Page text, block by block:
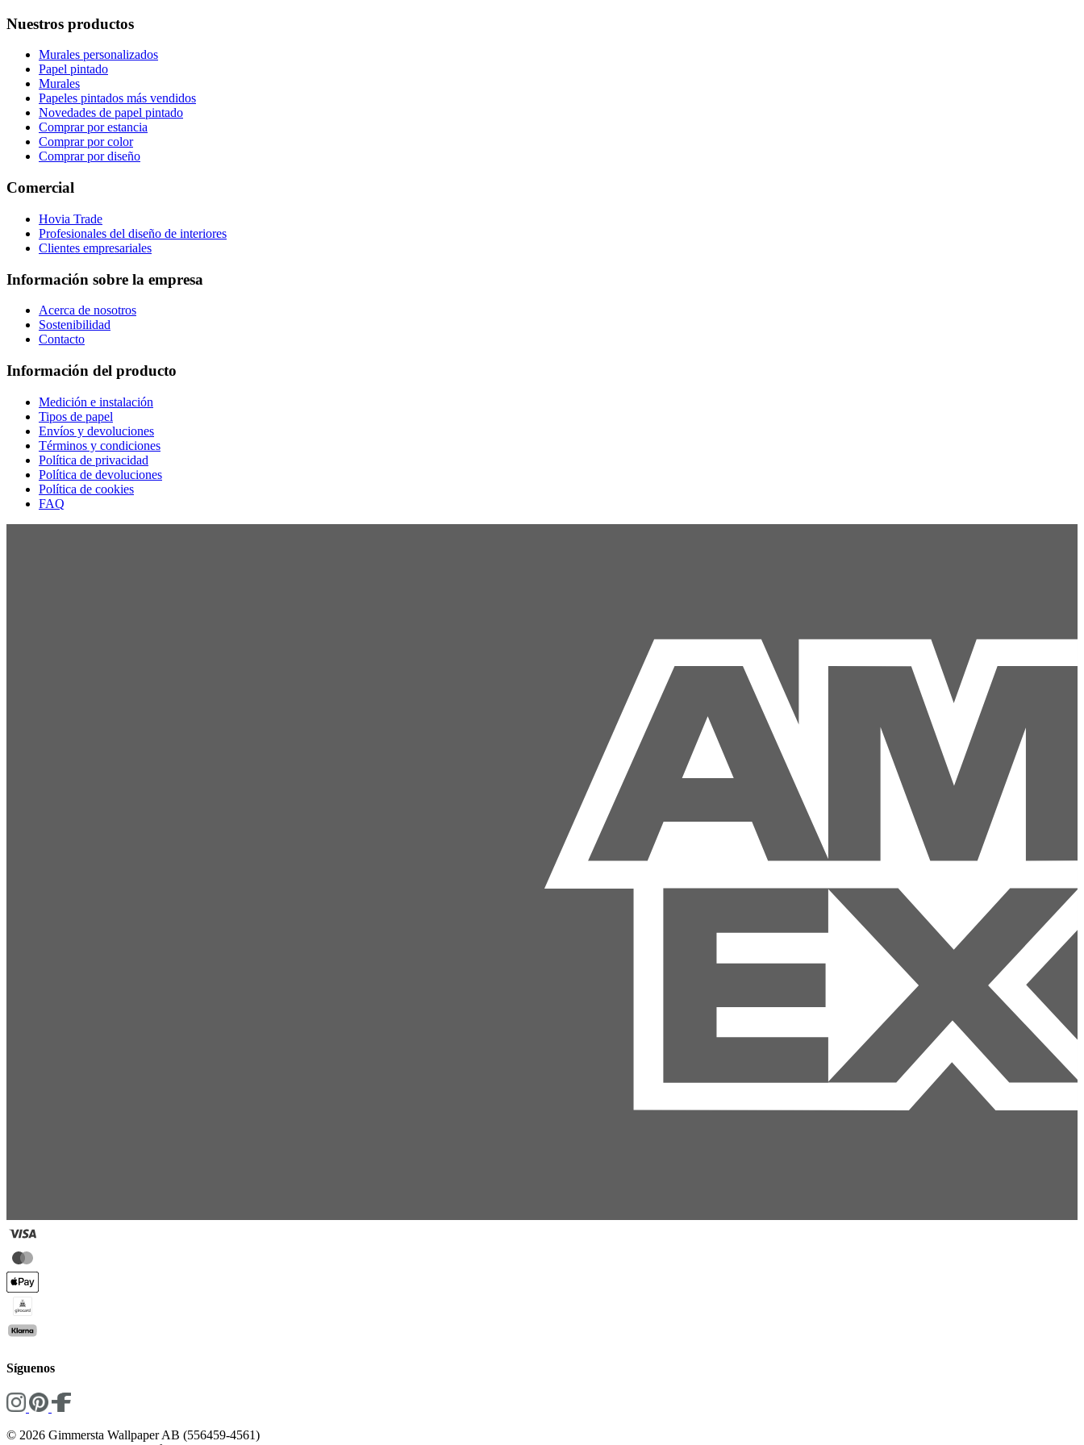
Nuestros productos
Murales personalizados
Papel pintado
Murales
Papeles pintados más vendidos
Novedades de papel pintado
Comprar por estancia
Comprar por color
Comprar por diseño
Comercial
Hovia Trade
Profesionales del diseño de interiores
Clientes empresariales
Información sobre la empresa
Acerca de nosotros
Sostenibilidad
Contacto
Información del producto
Medición e instalación
Tipos de papel
Envíos y devoluciones
Términos y condiciones
Política de privacidad
Política de devoluciones
Política de cookies
FAQ
Síguenos
© 2026 Gimmersta Wallpaper AB (556459-4561)